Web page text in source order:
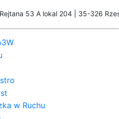
Rejtana 53 A lokal 204 | 35-326